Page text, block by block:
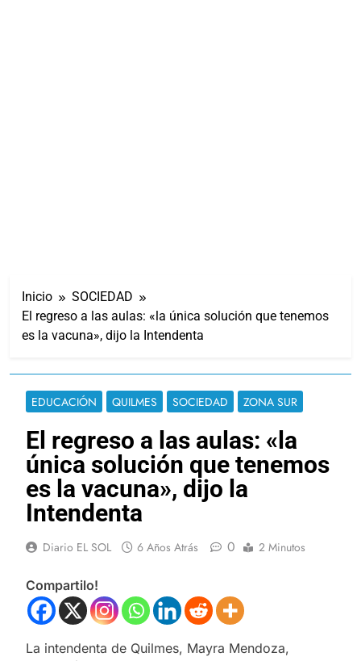
Inicio
SOCIEDAD
El regreso a las aulas: «la única solución que tenemos
es la vacuna», dijo la Intendenta
EDUCACIÓN QUILMES SOCIEDAD ZONA SUR
El regreso a las aulas: «la
única solución que tenemos
es la vacuna», dijo la
Intendenta
Diario EL SOL 6 Años Atrás 0 2 Minutos
Compartilo!
La intendenta de Quilmes, Mayra Mendoza,